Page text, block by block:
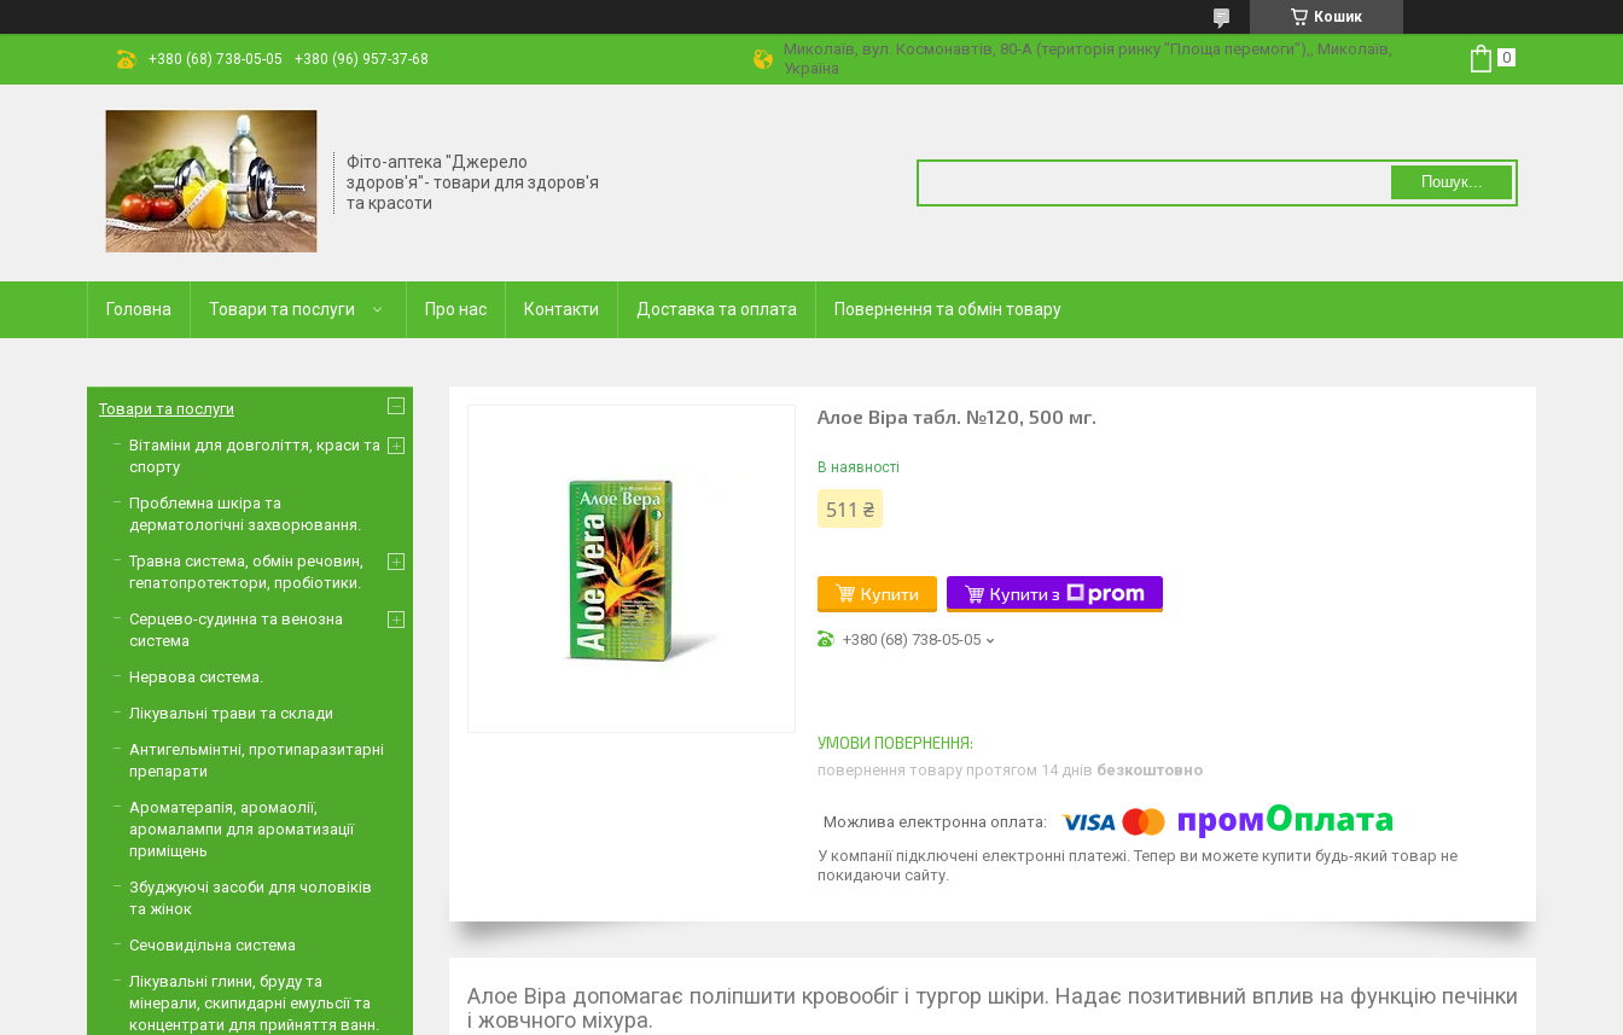
Кошик
+380 (68) 738-05-05 +380 (96) 957-37-68
Миколаїв, вул. Космонавтів, 80-А (територія ринку "Площа перемоги"),, Миколаїв,
Україна
Фіто-аптека "Джерело
здоров'я"- товари для здоров'я
та красоти
Пошук...
Головна Товари та послуги Про нас Контакти Доставка та оплата Повернення та обмін товару
Алое Віра табл. №120, 500 мг.
В наявності
511 ₴
Купити Купити з
+380 (68) 738-05-05
повернення товару протягом 14 днів безкоштовно
У компанії підключені електронні платежі. Тепер ви можете купити будь-який товар не
покидаючи сайту.
Алое Віра допомагає поліпшити кровообіг і тургор шкіри. Надає позитивний вплив на функцію печінки
і жовчного міхура.
Товари та послуги
Вітаміни для довголіття, краси та
спорту
Проблемна шкіра та
дерматологічні захворювання.
Травна система, обмін речовин,
гепатопротектори, пробіотики.
Серцево-судинна та венозна
система
Нервова система.
Лікувальні трави та склади
Антигельмінтні, протипаразитарні
препарати
Ароматерапія, аромаолії,
аромалампи для ароматизації
приміщень
Збуджуючі засоби для чоловіків
та жінок
Сечовидільна система
Лікувальні глини, бруду та
мінерали, скипидарні емульсії та
концентрати для прийняття ванн.